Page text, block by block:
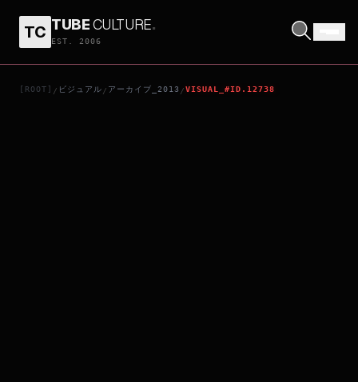
TC TUBECULTURE.
EST. 2006
[ROOT] / ビジュアル / アーカイブ_2013 /VISUAL_#ID.12738
STARRED UP